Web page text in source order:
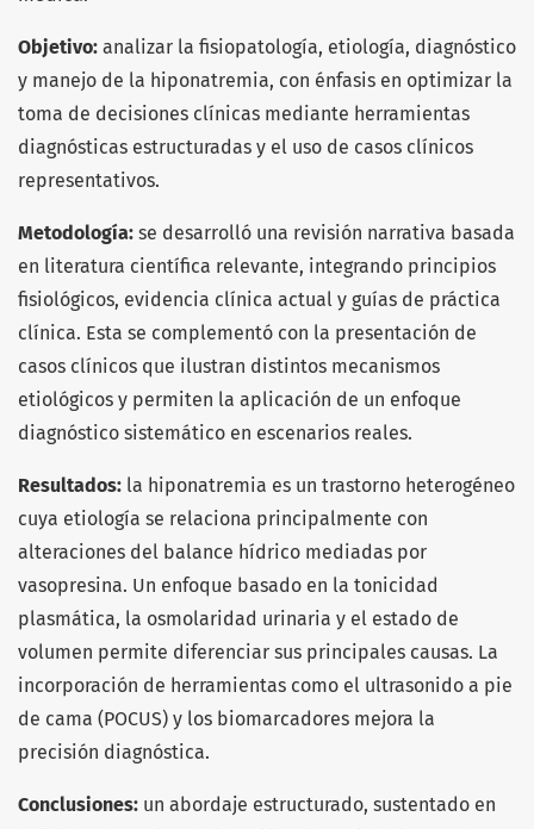
Objetivo: analizar la fisiopatología, etiología, diagnóstico
y manejo de la hiponatremia, con énfasis en optimizar la
toma de decisiones clínicas mediante herramientas
diagnósticas estructuradas y el uso de casos clínicos
representativos.
Metodología: se desarrolló una revisión narrativa basada
en literatura científica relevante, integrando principios
fisiológicos, evidencia clínica actual y guías de práctica
clínica. Esta se complementó con la presentación de
casos clínicos que ilustran distintos mecanismos
etiológicos y permiten la aplicación de un enfoque
diagnóstico sistemático en escenarios reales.
Resultados: la hiponatremia es un trastorno heterogéneo
cuya etiología se relaciona principalmente con
alteraciones del balance hídrico mediadas por
vasopresina. Un enfoque basado en la tonicidad
plasmática, la osmolaridad urinaria y el estado de
volumen permite diferenciar sus principales causas. La
incorporación de herramientas como el ultrasonido a pie
de cama (POCUS) y los biomarcadores mejora la
precisión diagnóstica.
Conclusiones: un abordaje estructurado, sustentado en